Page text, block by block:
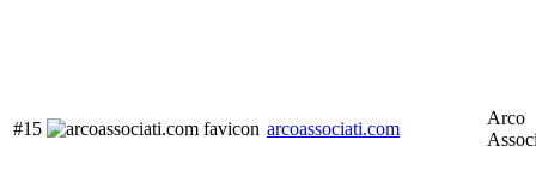
#15 arcoassociati.com
Arco